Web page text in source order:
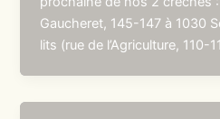
Gaucheret, 145-147 à 1030
lits (rue de l’Agriculture, 110-